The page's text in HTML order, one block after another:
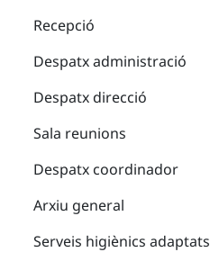
Recepció
Despatx administració
Despatx direcció
Sala reunions
Despatx coordinador
Arxiu general
Serveis higiènics adaptats